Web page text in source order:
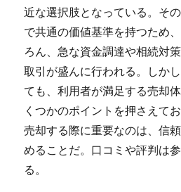
近な選択肢となっている。 そ
で共通の価値基準を持つため
ろん、急な資金調達や相続対
取引が盛んに行われる。しか
ても、利用者が満足する売却
くつかのポイントを押さえて
売却する際に重要なのは、信
めることだ。口コミや評判は
る。